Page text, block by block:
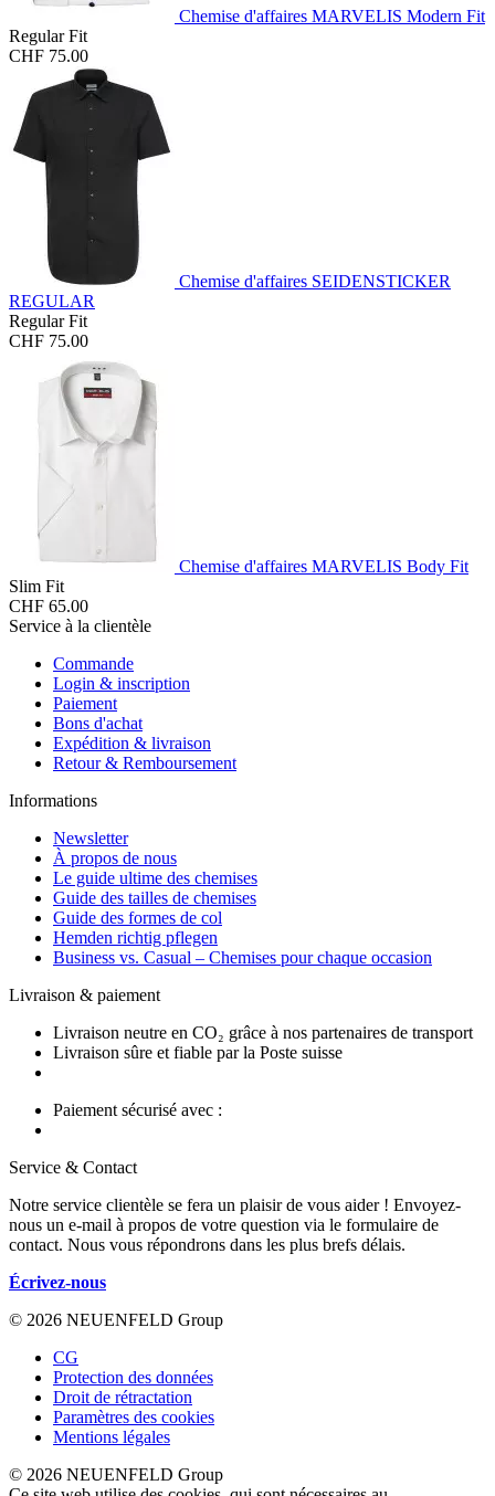
Chemise d'affaires MARVELIS Modern Fit
Regular Fit
CHF 75.00
Chemise d'affaires SEIDENSTICKER
REGULAR
Regular Fit
CHF 75.00
Chemise d'affaires MARVELIS Body Fit
Slim Fit
CHF 65.00
Service à la clientèle
Commande
Login & inscription
Paiement
Bons d'achat
Expédition & livraison
Retour & Remboursement
Informations
Newsletter
À propos de nous
Le guide ultime des chemises
Guide des tailles de chemises
Guide des formes de col
Hemden richtig pflegen
Business vs. Casual – Chemises pour chaque occasion
Livraison & paiement
Livraison neutre en CO₂ grâce à nos partenaires de transport
Livraison sûre et fiable par la Poste suisse
Paiement sécurisé avec :
Service & Contact
Notre service clientèle se fera un plaisir de vous aider ! Envoyez-
nous un e-mail à propos de votre question via le formulaire de
contact. Nous vous répondrons dans les plus brefs délais.
Écrivez-nous
© 2026 NEUENFELD Group
CG
Protection des données
Droit de rétractation
Paramètres des cookies
Mentions légales
© 2026 NEUENFELD Group